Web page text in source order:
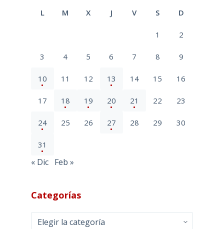
L M X J V S D
1 2
3 4 5 6 7 8 9
10 11 12 13 14 15 16
17 18 19 20 21 22 23
24 25 26 27 28 29 30
31
« Dic Feb »
Categorías
Categorías